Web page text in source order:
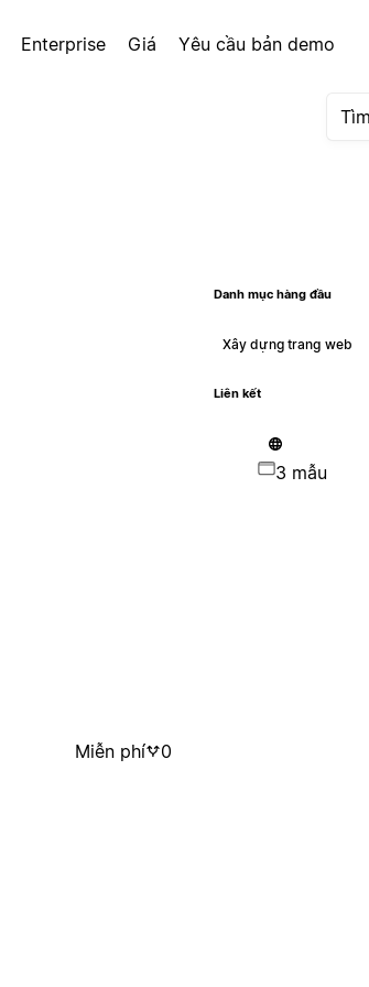
Enterprise Giá Yêu cầu bản demo
Danh mục hàng đầu
Xây dựng trang web
Liên kết
3 mẫu
Miễn phí 0